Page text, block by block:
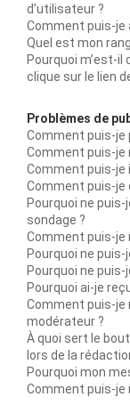
d’utilisateur ?
Comment puis-je
Quel est mon
Pourquoi m’est-
clique sur le lien
Problèmes de
Comment puis-je
Comment puis-je
Comment puis-je
Comment puis-je
Pourquoi ne puis-
sondage ?
Comment puis-je
Pourquoi ne
Pourquoi ne
Pourquoi ai-je
Comment puis-je
modérateur ?
À quoi sert le
lors de la
Pourquoi mon
Comment puis-je